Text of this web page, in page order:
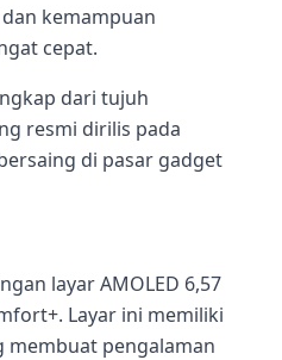
kemampuan
cepat.
dari tujuh
resmi dirilis pada
di pasar gadget
layar AMOLED 6,57
Layar ini memiliki
membuat pengalaman